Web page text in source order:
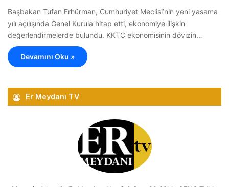
Başbakan Tufan Erhürman, Cumhuriyet Meclisi’nin yeni yasama
yılı açılışında Genel Kurula hitap etti, ekonomiye ilişkin
değerlendirmelerde bulundu. KKTC ekonomisinin dövizin…
Devamını Oku »
Er Meydanı TV